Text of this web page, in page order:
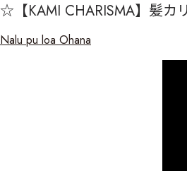
☆【KAMI CHARISMA】髪カ
Nalu pu loa Ohana